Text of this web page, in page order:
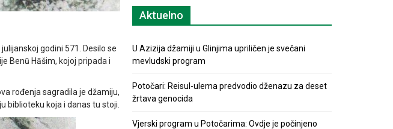
godini 571. Desilo se
Benū Hāšim, kojoj pripada i
rođenja sagradila je džamiju,
biblioteku koja i danas tu stoji.
Aktuelno
U Azizija džamiji u Glinjima upriličen je svečani
mevludski program
Potočari: Reisul-ulema predvodio dženazu za deset
žrtava genocida
Vjerski program u Potočarima: Ovdje je počinjeno